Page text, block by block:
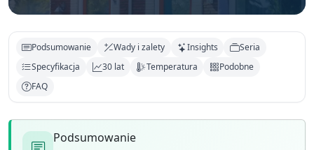
Podsumowanie Wady i zalety Insights
Seria
Specyfikacja
30 lat Temperatura
Podobne
FAQ
Podsumowanie